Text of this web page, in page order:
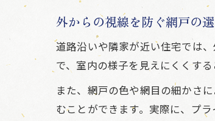
外からの視線を防ぐ網戸の
道路沿いや隣家が近い住宅では
で、室内の様子を見えにくくす
また、網戸の色や網目の細かさ
むことができます。実際に、プ